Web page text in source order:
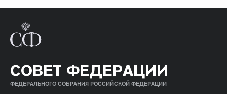
СОВЕТ ФЕДЕРАЦИИ
ФЕДЕРАЛЬНОГО СОБРАНИЯ РОССИЙСКОЙ ФЕДЕРАЦИИ